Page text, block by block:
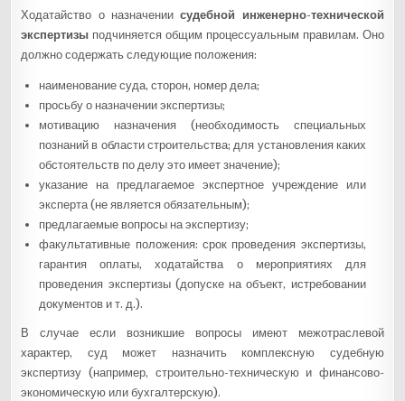
Ходатайство о назначениисудебной инженерно-технической
экспертизы подчиняется общим процессуальным правилам. Оно
должно содержать следующие положения:
наименование суда, сторон, номер дела;
просьбу о назначении экспертизы;
мотивацию назначения (необходимость специальных
познаний в области строительства; для установления каких
обстоятельств по делу это имеет значение);
указание на предлагаемое экспертное учреждение или
эксперта (не является обязательным);
предлагаемые вопросы на экспертизу;
факультативные положения: срок проведения экспертизы,
гарантия оплаты, ходатайства о мероприятиях для
проведения экспертизы (допуске на объект, истребовании
документов и т. д.).
В случае если возникшие вопросы имеют межотраслевой
характер, суд может назначить комплексную судебную
экспертизу (например, строительно-техническую и финансово-
экономическую или бухгалтерскую).